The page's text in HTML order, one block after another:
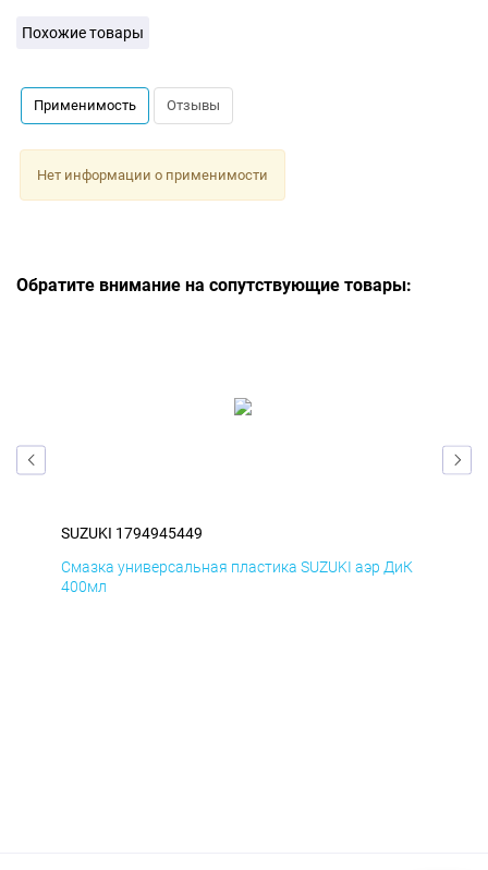
Похожие товары
Применимость Отзывы
Нет информации о применимости
Обратите внимание на сопутствующие товары:
SUZUKI 1794945449
Смазка универсальная пластика SUZUKI аэр ДиК
400мл